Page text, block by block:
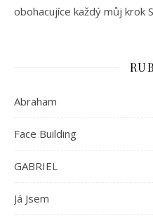
obohacujíce každý můj krok
Abraham
Face Building
GABRIEL
Já Jsem